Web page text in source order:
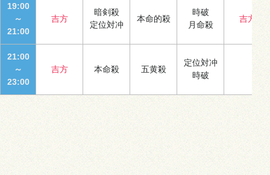
19:00
～
21:00
吉方
暗剣殺
定位対冲
本命的殺
時破
月命殺
吉方
21:00
～
23:00
吉方 本命殺 五黄殺
定位対冲
時破